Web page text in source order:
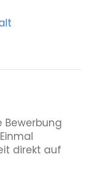
Bewerbung
direkt auf